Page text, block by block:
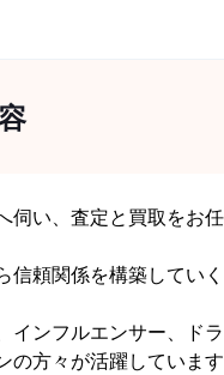
伺い、査定と買取をお
信頼関係を構築してい
インフルエンサー、ド
の方々が活躍していま